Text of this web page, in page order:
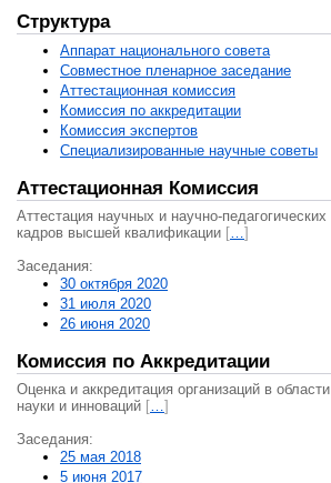
Структура
Аппарат национального совета
Совместное пленарное заседание
Аттестационная комисcия
Комиссия по аккредитации
Комиссия экспертов
Специализированные научные советы
Аттестационная Комиссия
Аттестация научных и научно-педагогических
кадров высшей квалификации […]
Заседания:
30 октября 2020
31 июля 2020
26 июня 2020
Комиссия по Аккредитации
Оценка и аккредитация организаций в области
науки и инноваций […]
Заседания:
25 мая 2018
5 июня 2017